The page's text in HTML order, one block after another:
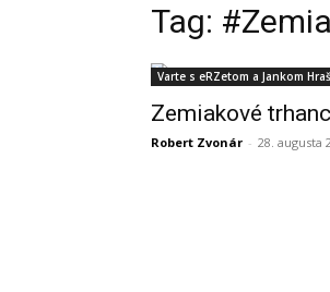
Tag:
Varte s eRZetom a Jankom
Zemiakové
Robert Zvonár - 28. augusta